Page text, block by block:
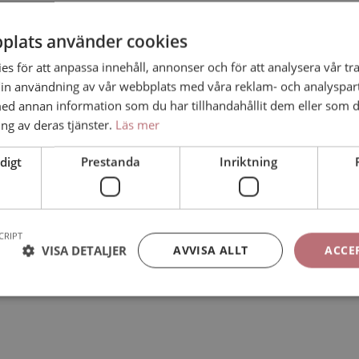
i vardagen på ett helt annat sätt. Hur saker rör sig för att
hand som slår ut gungar till innan den stannar helt. När jag insåg
problem. När det gäller kreativitet är ingen en ö och i hela
jag brinner för fick jag möjlighet att researcha bilder och
var skitkul.
vägen från råmaterial till film som…
använder cookies
för att anpassa innehåll, annonser och för att analysera vår
användning av vår webbplats med våra reklam- och
annan information som du har tillhandahållit dem eller som
av deras tjänster. Läs mer
Prestanda Inriktning
AVVISA ALLT
VISA DETALJER